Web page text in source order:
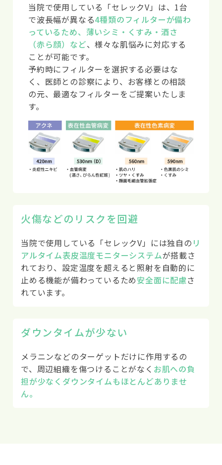
当院で使用している「セレックV」は、1台
で波長幅が異なる4種類のフィルターが備わ
っているため、薄いシミ・くすみ・酒さ
（赤ら顔）など、様々な肌悩みに対応する
ことが可能です。
予約時にフィルターを選択する必要はな
く、医師との診察により、お客様との相談
の元、最適なフィルターをご提案いたしま
す。
火傷などのリスクを回避
当院で使用している「セレックV」には独自の リ
アルタイム表皮温度モニターシステムが搭載さ
れており、設定温度を超えると照射を自動的に
止める機能が備わっているため安全面に配慮さ
れています。
ダウンタイムが少ない
メラニンなどのターゲットだけに作用するの
で、周辺組織を傷つけることがなく お肌への負
担が少なくダウンタイムもほとんどありませ
ん。